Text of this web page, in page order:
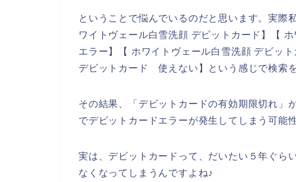
ということで悩んでいるのだと思います。実際
ワイトヴェール白雪洗顔 デビットカード】【
エラー】【 ホワイトヴェール白雪洗顔 デビッ
デビットカード 使えない】という感じで検索を
その結果、「デビットカードの有効期限切れ」
でデビットカードエラーが発生してしまう可能
実は、デビットカードって、だいたい５年ぐら
なくなってしまうんですよね♪